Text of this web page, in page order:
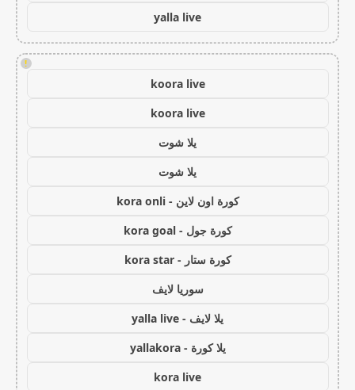
yalla live
!
koora live
koora live
يلا شوت
يلا شوت
كورة اون لاين - kora onli
كورة جول - kora goal
كورة ستار - kora star
سوريا لايف
يلا لايف - yalla live
يلا كورة - yallakora
kora live